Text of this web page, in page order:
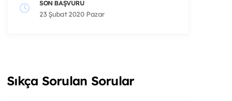
SON BAŞVURU
23 Şubat 2020 Pazar
Sıkça Sorulan Sorular